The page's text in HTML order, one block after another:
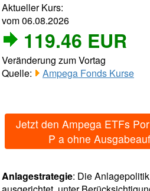
Aktueller Kurs:
vom 06.08.2026
119.46 EUR
Veränderung zum Vortag
Quelle:
Ampega Fonds Kurse
Jetzt den Ampega ETFs
P a ohne
Anlagestrategie: Die